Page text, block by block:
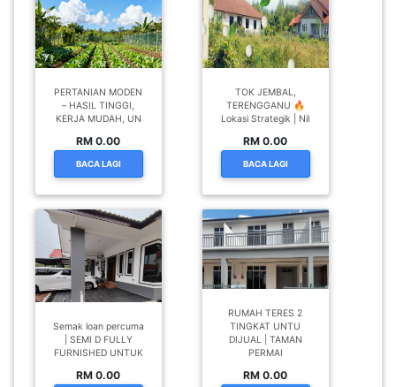
PERTANIAN MODEN
– HASIL TINGGI,
KERJA MUDAH, UN
RM 0.00
BACA LAGI
TOK JEMBAL,
TERENGGANU 🔥
Lokasi Strategik | Nil
RM 0.00
BACA LAGI
Semak loan percuma
| SEMI D FULLY
FURNISHED UNTUK
RM 0.00
RUMAH TERES 2
TINGKAT UNTU
DIJUAL | TAMAN
PERMAI
RM 0.00